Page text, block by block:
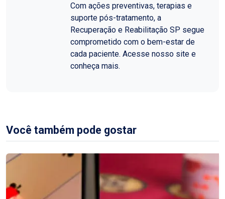
Com ações preventivas, terapias e
suporte pós-tratamento, a
Recuperação e Reabilitação SP segue
comprometido com o bem-estar de
cada paciente. Acesse nosso site e
conheça mais.
Você também pode gostar